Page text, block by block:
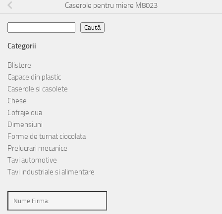
Caserole pentru miere M8023
Caută
Categorii
Blistere
Capace din plastic
Caserole si casolete
Chese
Cofraje oua
Dimensiuni
Forme de turnat ciocolata
Prelucrari mecanice
Tavi automotive
Tavi industriale si alimentare